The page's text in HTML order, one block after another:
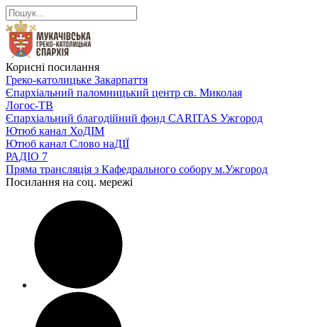
Корисні посилання
Греко-католицьке Закарпаття
Єпархіальний паломницький центр св. Миколая
Логос-ТВ
Єпархіальний благодійний фонд CARITAS Ужгород
Ютюб канал ХоДІМ
Ютюб канал Слово наДІЇ
РАДІО 7
Пряма трансляція з Кафедрального собору м.Ужгород
Посилання на соц. мережі